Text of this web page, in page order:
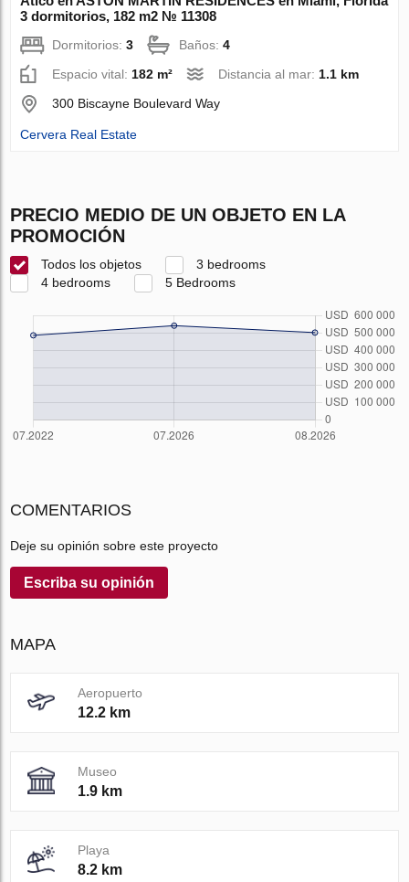
3 dormitorios, 182 m2 № 11308
Dormitorios:3 Baños:4
Espacio vital: 182 m² Distancia al mar: 1.1 km
300 Biscayne Boulevard Way
Cervera Real Estate
PRECIO MEDIO DE UN OBJETO EN LA
PROMOCIÓN
Todos los objetos
3 bedrooms
4 bedrooms
5 Bedrooms
COMENTARIOS
Deje su opinión sobre este proyecto
Escriba su opinión
MAPA
Aeropuerto
12.2 km
Museo
1.9 km
Playa
8.2 km